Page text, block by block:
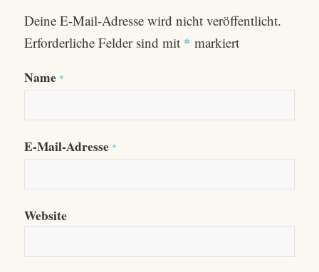
Deine E-Mail-Adresse wird nicht veröffentlicht.
Erforderliche Felder sind mit * markiert
Name *
E-Mail-Adresse *
Website